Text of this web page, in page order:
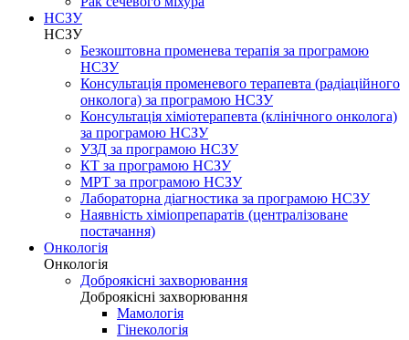
НСЗУ
НСЗУ
Безкоштовна променева терапія за програмою
НСЗУ
Консультація променевого терапевта (радіаційного
онколога) за програмою НСЗУ
Консультація хіміотерапевта (клінічного онколога)
за програмою НСЗУ
УЗД за програмою НСЗУ
КТ за програмою НСЗУ
МРТ за програмою НСЗУ
Лабораторна діагностика за програмою НСЗУ
Наявність хіміопрепаратів (централізоване
постачання)
Онкологія
Онкологія
Доброякісні захворювання
Доброякісні захворювання
Мамологія
Гінекологія